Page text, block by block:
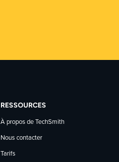
RESSOURCES
À propos de TechSmith
Nous contacter
Tarifs